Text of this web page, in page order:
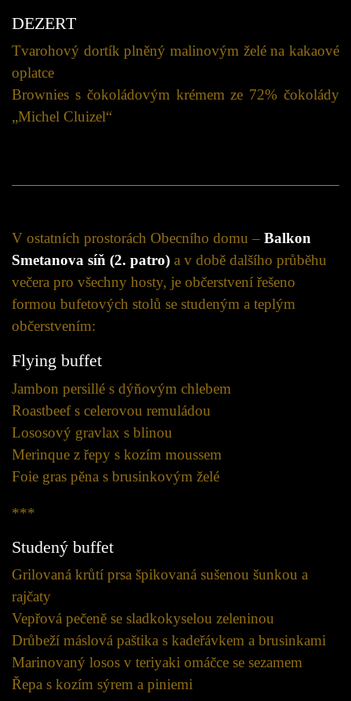
DEZERT
Tvarohový dortík plněný malinovým želé na kakaové
oplatce
Brownies s čokoládovým krémem ze 72% čokolády
„Michel Cluizel“
V ostatních prostorách Obecního domu – Balkon
Smetanova síň (2. patro) a v době dalšího průběhu
večera pro všechny hosty, je občerstvení řešeno
formou bufetových stolů se studeným a teplým
občerstvením:
Flying buffet
Jambon persillé s dýňovým chlebem
Roastbeef s celerovou remuládou
Lososový gravlax s blinou
Merinque z řepy s kozím moussem
Foie gras pěna s brusinkovým želé
***
Studený buffet
Grilovaná krůtí prsa špikovaná sušenou šunkou a
rajčaty
Vepřová pečeně se sladkokyselou zeleninou
Drůbeží máslová paštika s kadeřávkem a brusinkami
Marinovaný losos v teriyaki omáčce se sezamem
Řepa s kozím sýrem a piniemi